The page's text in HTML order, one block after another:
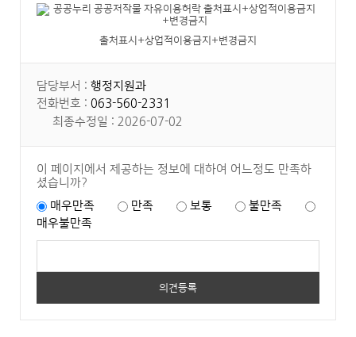
출처표시+상업적이용금지+변경금지
담당부서 : 행정지원과
전화번호 : 063-560-2331
최종수정일 : 2026-07-02
이 페이지에서 제공하는 정보에 대하여 어느정도 만족하
셨습니까?
매우만족
만족 보통
불만족
매우불만족